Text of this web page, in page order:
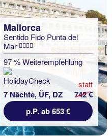
Mallorca
Sentido Fido Punta del
Mar
97 % Weiterempfehlung
7 Nächte, ÜF, DZ
statt
742 €
p.P. ab 653 €